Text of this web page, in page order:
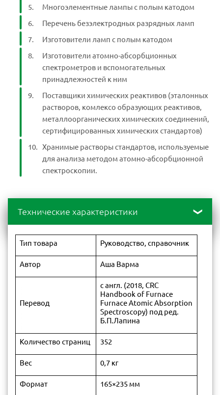
Многоэлементные лампы с полым катодом
Перечень безэлектродных разрядных ламп
Изготовители ламп с полым катодом
Изготовители атомно-абсорбционных
спектрометров и вспомогательных
принадлежностей к ним
Поставщики химических реактивов (эталонных
растворов, комлексо образующих реактивов,
металлоорганических химических соединений,
сертифицированных химических стандартов)
Хранимые растворы стандартов, используемые
для анализа методом атомно-абсорбционной
спектроскопии.
Технические характеристики
Тип товара Руководство, справочник
Автор Аша Варма
Перевод
с англ. (2018, CRC
Handbook of Furnace
Furnace Atomic Absorption
Spectroscopy) под ред.
Б.П.Лапина
Количество страниц 352
Вес 0,7 кг
Формат 165×235 мм